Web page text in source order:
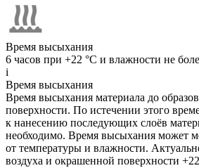
Время высыхания
6 часов при +22 °C и влажности не
i
Время высыхания
Время высыхания материала до
поверхности. По истечении этого
к нанесению последующих слоёв
необходимо. Время высыхания может
от температуры и влажности.
воздуха и окрашенной поверхности